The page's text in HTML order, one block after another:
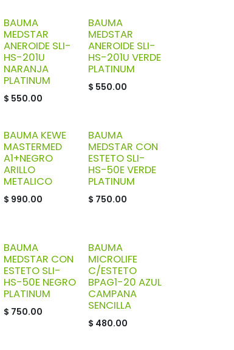
BAUMA
MEDSTAR
ANEROIDE SLI-
HS-201U
NARANJA
PLATINUM
$ 550.00
BAUMA
MEDSTAR
ANEROIDE SLI-
HS-201U VERDE
PLATINUM
$ 550.00
BAUMA KEWE
MASTERMED
A1+NEGRO
ARILLO
METALICO
$ 990.00
BAUMA
MEDSTAR CON
ESTETO SLI-
HS-50E VERDE
PLATINUM
$ 750.00
BAUMA
MEDSTAR CON
ESTETO SLI-
HS-50E NEGRO
PLATINUM
$ 750.00
BAUMA
MICROLIFE
C/ESTETO
BPAG1-20 AZUL
CAMPANA
SENCILLA
$ 480.00